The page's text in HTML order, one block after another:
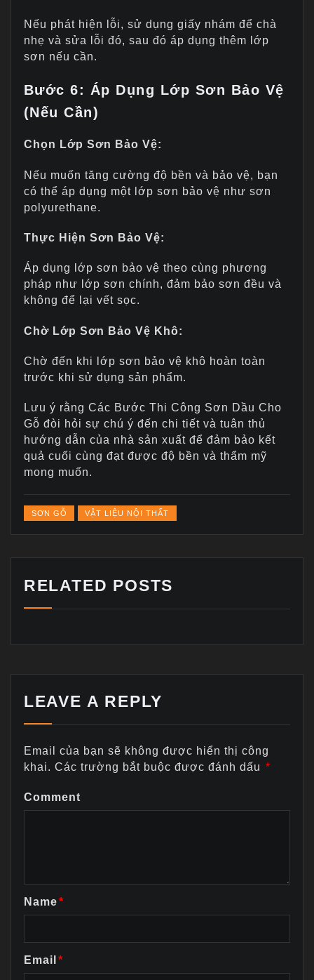
Nếu phát hiện lỗi, sử dụng giấy nhám để chà
nhẹ và sửa lỗi đó, sau đó áp dụng thêm lớp
sơn nếu cần.
Bước 6: Áp Dụng Lớp Sơn Bảo Vệ
(Nếu Cần)
Chọn Lớp Sơn Bảo Vệ:
Nếu muốn tăng cường độ bền và bảo vệ, bạn
có thể áp dụng một lớp sơn bảo vệ như sơn
polyurethane.
Thực Hiện Sơn Bảo Vệ:
Áp dụng lớp sơn bảo vệ theo cùng phương
pháp như lớp sơn chính, đảm bảo sơn đều và
không để lại vết sọc.
Chờ Lớp Sơn Bảo Vệ Khô:
Chờ đến khi lớp sơn bảo vệ khô hoàn toàn
trước khi sử dụng sản phẩm.
Lưu ý rằng Các Bước Thi Công Sơn Dầu Cho
Gỗ đòi hỏi sự chú ý đến chi tiết và tuân thủ
hướng dẫn của nhà sản xuất để đảm bảo kết
quả cuối cùng đạt được độ bền và thẩm mỹ
mong muốn.
SƠN GỖ VẬT LIỆU NỘI THẤT
RELATED POSTS
LEAVE A REPLY
Email của bạn sẽ không được hiển thị công
khai. Các trường bắt buộc được đánh dấu *
Comment
Name*
Email *